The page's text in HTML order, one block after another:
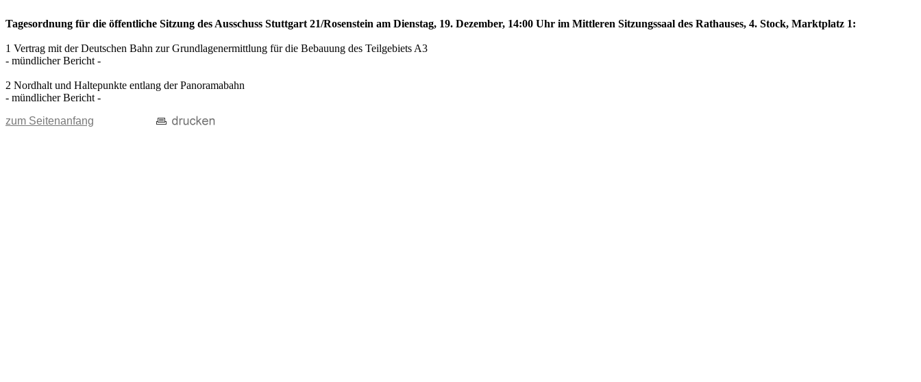
Tagesordnung für die öffentliche Sitzung des Ausschuss Stuttgart 21/Rosenstein am Dienstag, 19. Dezember, 14:00 Uhr im Mittleren Sitzungssaal des Rathauses, 4. Stock, Marktplatz 1:
1 Vertrag mit der Deutschen Bahn zur Grundlagenermittlung für die Bebauung des Teilgebiets A3
- mündlicher Bericht -
2 Nordhalt und Haltepunkte entlang der Panoramabahn
- mündlicher Bericht -
zum Seitenanfang